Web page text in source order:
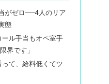
がゼロ──4人のリア
態
ル手当もオペ室手
界です」
て、給料低くてツ